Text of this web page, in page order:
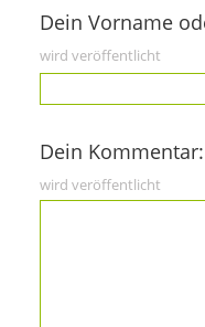
Dein Vorname
wird veröffentlicht
Dein Kommentar:
wird veröffentlicht